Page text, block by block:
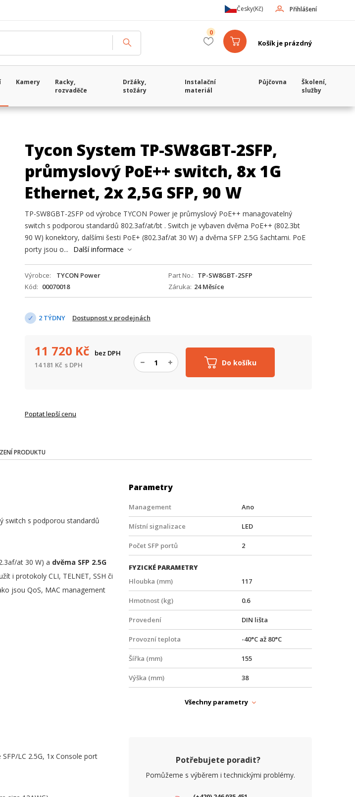
Přihlášení
Česky(Kč)
Košík je prázdný
0
Kamery
Racky,
rozvaděče
Držáky,
stožáry
Instalační
materiál
Půjčovna
Školení,
služby
Tycon System TP-SW8GBT-2SFP,
průmyslový PoE++ switch, 8x 1G
Ethernet, 2x 2,5G SFP, 90 W
TP-SW8GBT-2SFP od výrobce TYCON Power je průmyslový PoE++ managovatelný
switch s podporou standardů 802.3af/at/bt . Switch je vybaven dvěma PoE++ (802.3bt
90 W) konektory, dalšími šesti PoE+ (802.3af/at 30 W) a dvěma SFP 2.5G šachtami. PoE
porty jsou o...
Další informace
Výrobce TYCON Power Part No.
TP-SW8GBT-2SFP
Kód
00070018 Záruka 24 Měsíce
2 TÝDNY Dostupnost v prodejnách
Do košíku
11 720 Kč
bez DPH
14 181 Kč s DPH
Poptat lepší cenu
PRODUKTU
switch s podporou standardů
at 30 W) a dvěma SFP 2.5G
i protokoly CLI, TELNET, SSH či
jsou QoS, MAC management
LC 2.5G, 1x Console port
Parametry
Management Ano
Místní signalizace LED
Počet SFP portů 2
FYZICKÉ PARAMETRY
Hloubka (mm)
117
Hmotnost (kg) 0.6
Provedení DIN lišta
Provozní teplota -40°C až 80°C
Šířka (mm) 155
Výška (mm) 38
PARAMETRY ETHERNET
Všechny parametry
Potřebujete poradit?
Pomůžeme s výběrem i technickými problémy.